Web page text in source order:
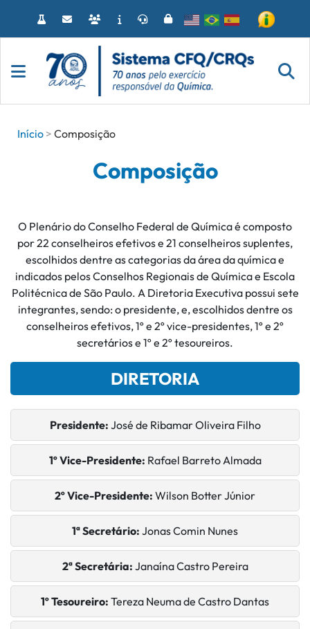
o
Início
Composição
Composição
O Plenário do Conselho Federal de Química é composto
por 22 conselheiros efetivos e 21 conselheiros suplentes,
escolhidos dentre as categorias da área da química e
indicados pelos Conselhos Regionais de Química e Escola
Politécnica de São Paulo. A Diretoria Executiva possui sete
integrantes, sendo: o presidente, e, escolhidos dentre os
conselheiros efetivos, 1º e 2º vice-presidentes, 1º e 2º
secretários e 1º e 2º tesoureiros.
DIRETORIA
Presidente: José de Ribamar Oliveira Filho
1º Vice-Presidente: Rafael Barreto Almada
2º Vice-Presidente: Wilson Botter Júnior
1ª Secretário: Jonas Comin Nunes
2ª Secretária: Janaína Castro Pereira
1º Tesoureiro: Tereza Neuma de Castro Dantas